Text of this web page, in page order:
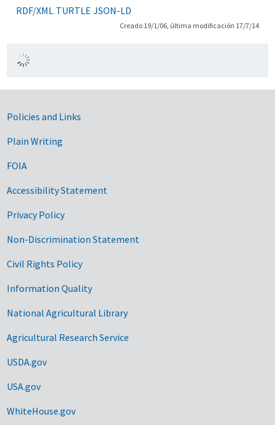
RDF/XML TURTLE JSON-LD
Creado 19/1/06, última modificación 17/7/14
Government Links
Policies and Links
Plain Writing
FOIA
Accessibility Statement
Privacy Policy
Non-Discrimination Statement
Civil Rights Policy
Information Quality
National Agricultural Library
Agricultural Research Service
USDA.gov
USA.gov
WhiteHouse.gov